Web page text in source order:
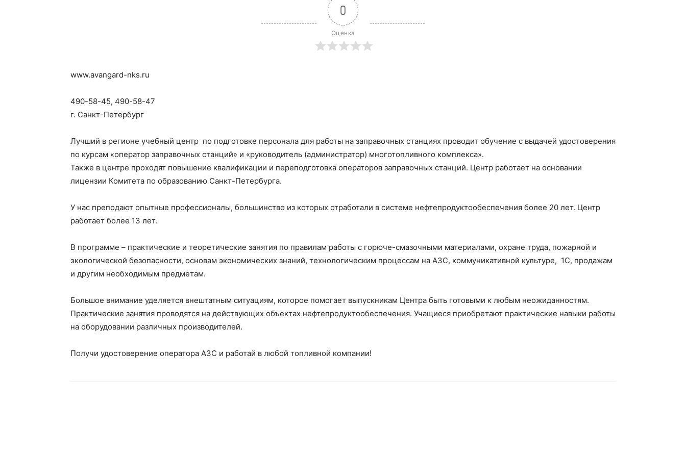
0
Оценка
www.avangard-nks.ru
490-58-45, 490-58-47
г. Санкт-Петербург
Лучший в регионе учебный центр по подготовке персонала для работы на заправочных станциях проводит обучение с выдачей удостоверения
по курсам «оператор заправочных станций» и «руководитель (администратор) многотопливного комплекса».
Также в центре проходят повышение квалификации и переподготовка операторов заправочных станций. Центр работает на основании
лицензии Комитета по образованию Санкт-Петербурга.
У нас преподают опытные профессионалы, большинство из которых отработали в системе нефтепродуктообеспечения более 20 лет. Центр
работает более 13 лет.
В программе – практические и теоретические занятия по правилам работы с горюче-смазочными материалами, охране труда, пожарной и
экологической безопасности, основам экономических знаний, технологическим процессам на АЗС, коммуникативной культуре, 1С, продажам
и другим необходимым предметам.
Большое внимание уделяется внештатным ситуациям, которое помогает выпускникам Центра быть готовыми к любым неожиданностям.
Практические занятия проводятся на действующих объектах нефтепродуктообеспечения. Учащиеся приобретают практические навыки работы
на оборудовании различных производителей.
Получи удостоверение оператора АЗС и работай в любой топливной компании!